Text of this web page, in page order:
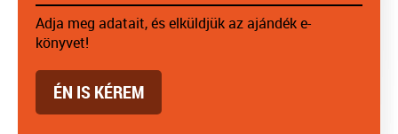
Adja meg adatait, és elküldjük az ajándék e-
könyvet!
ÉN IS KÉREM